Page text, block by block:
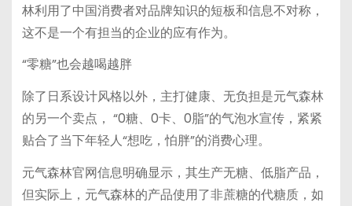
林利用了中国消费者对品牌知识的短板和信息不对称，
这不是一个有担当的企业的应有作为。
“零糖”也会越喝越胖
除了日系设计风格以外，主打健康、无负担是元气森林
的另一个卖点， “0糖、0卡、0脂”的气泡水宣传，紧紧
贴合了当下年轻人“想吃，怕胖”的消费心理。
元气森林官网信息明确显示，其生产无糖、低脂产品，
但实际上，元气森林的产品使用了非蔗糖的代糖质，如